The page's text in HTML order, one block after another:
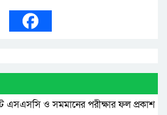
ও সমমানের পরীক্ষার ফল প্রকাশ